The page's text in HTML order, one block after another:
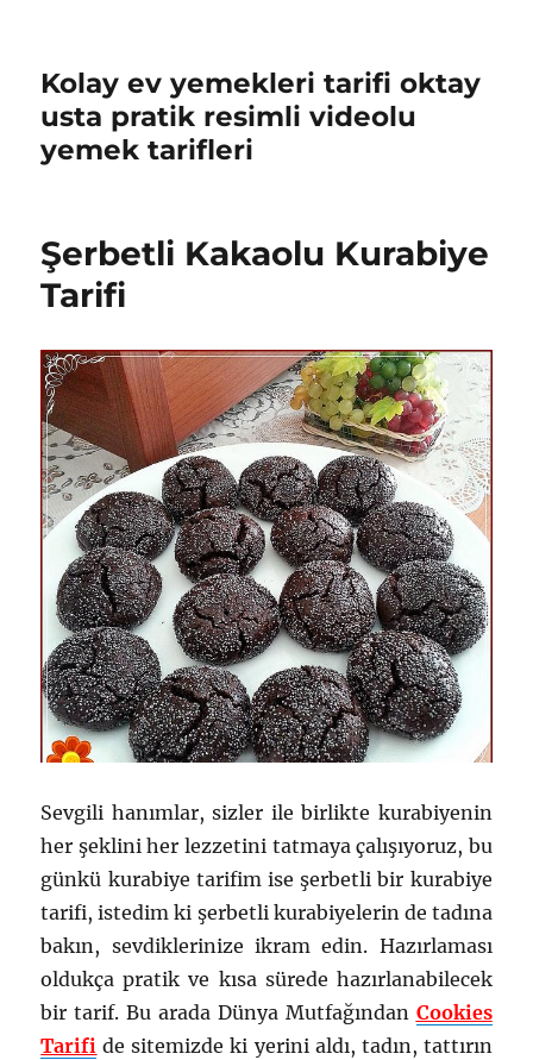
Kolay ev yemekleri tarifi oktay
usta pratik resimli videolu
yemek tarifleri
Şerbetli Kakaolu Kurabiye
Tarifi
Sevgili hanımlar, sizler ile birlikte kurabiyenin
her şeklini her lezzetini tatmaya çalışıyoruz, bu
günkü kurabiye tarifim ise şerbetli bir kurabiye
tarifi, istedim ki şerbetli kurabiyelerin de tadına
bakın, sevdiklerinize ikram edin. Hazırlaması
oldukça pratik ve kısa sürede hazırlanabilecek
bir tarif. Bu arada Dünya Mutfağından Cookies
Tarifi de sitemizde ki yerini aldı, tadın, tattırın